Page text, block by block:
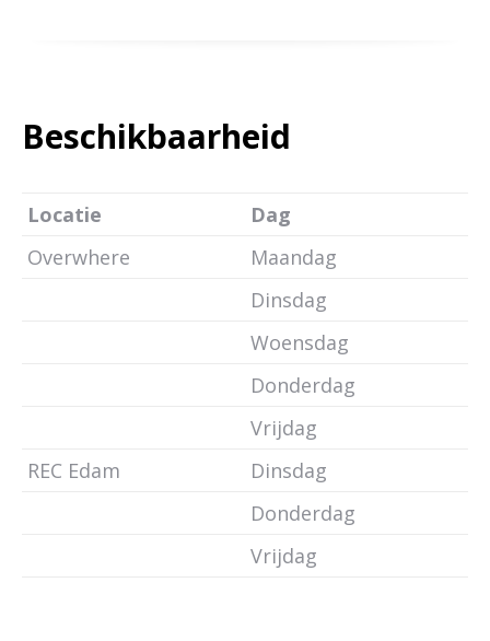
Beschikbaarheid
Locatie
Dag
Overwhere
Maandag
Dinsdag
Woensdag
Donderdag
Vrijdag
REC Edam
Dinsdag
Donderdag
Vrijdag